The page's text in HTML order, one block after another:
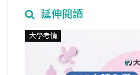
延伸閱讀
大學考情